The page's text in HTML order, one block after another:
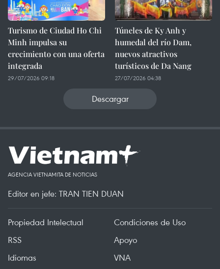
Turismo de Ciudad Ho Chi
Minh impulsa su
crecimiento con una oferta
integrada
29/07/2026 09:18
Túneles de Ky Anh y
humedal del río Dam,
nuevos atractivos
turísticos de Da Nang
27/07/2026 04:38
Descargar
AGENCIA VIETNAMITA DE NOTICIAS
Editor en jefe: TRAN TIEN DUAN
Propiedad Intelectual
Condiciones de Uso
RSS
Apoyo
Idiomas
VNA